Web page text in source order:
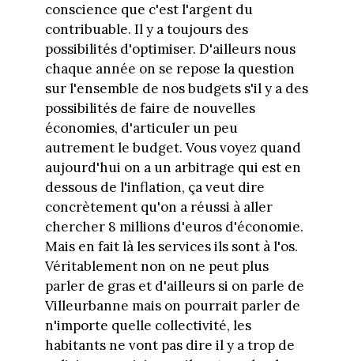
conscience que c'est l'argent du
contribuable. Il y a toujours des
possibilités d'optimiser. D'ailleurs nous
chaque année on se repose la question
sur l'ensemble de nos budgets s'il y a des
possibilités de faire de nouvelles
économies, d'articuler un peu
autrement le budget. Vous voyez quand
aujourd'hui on a un arbitrage qui est en
dessous de l'inflation, ça veut dire
concrètement qu'on a réussi à aller
chercher 8 millions d'euros d'économie.
Mais en fait là les services ils sont à l'os.
Véritablement non on ne peut plus
parler de gras et d'ailleurs si on parle de
Villeurbanne mais on pourrait parler de
n'importe quelle collectivité, les
habitants ne vont pas dire il y a trop de